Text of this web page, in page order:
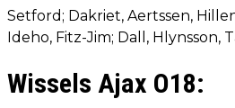
Setford; Dakriet, Aertssen,
Ideho, Fitz-Jim; Dall, Hlynsson,
Wissels Ajax O18: